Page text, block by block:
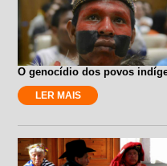
O genocídio dos povos
LER MAIS